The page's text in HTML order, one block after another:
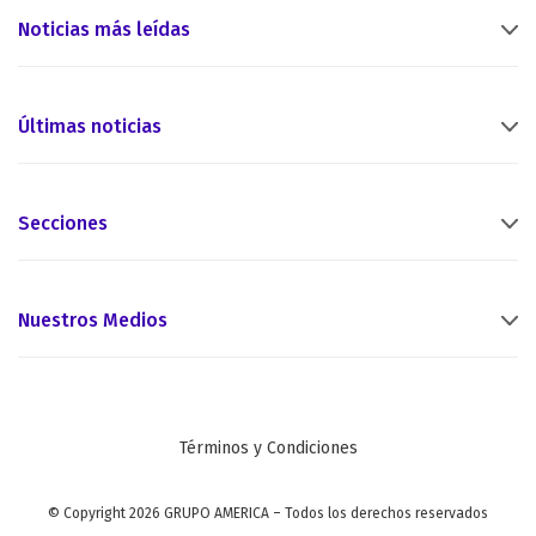
Noticias más leídas
Últimas noticias
Secciones
Nuestros Medios
Términos y Condiciones
© Copyright 2026 GRUPO AMERICA – Todos los derechos reservados